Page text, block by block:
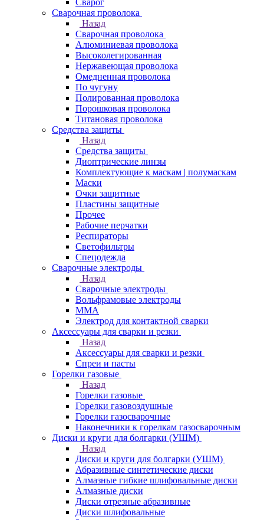
Сварог
Сварочная проволока
Назад
Сварочная проволока
Алюминиевая проволока
Высоколегированная
Нержавеющая проволока
Омедненная проволока
По чугуну
Полированная проволока
Порошковая проволока
Титановая проволока
Средства защиты
Назад
Средства защиты
Диоптрические линзы
Комплектующие к маскам | полумаскам
Маски
Очки защитные
Пластины защитные
Прочее
Рабочие перчатки
Респираторы
Светофильтры
Спецодежда
Сварочные электроды
Назад
Сварочные электроды
Вольфрамовые электроды
ММА
Электрод для контактной сварки
Аксессуары для сварки и резки
Назад
Аксессуары для сварки и резки
Спреи и пасты
Горелки газовые
Назад
Горелки газовые
Горелки газовоздушные
Горелки газосварочные
Наконечники к горелкам газосварочным
Диски и круги для болгарки (УШМ)
Назад
Диски и круги для болгарки (УШМ)
Абразивные синтетические диски
Алмазные гибкие шлифовальные диски
Алмазные диски
Диски отрезные абразивные
Диски шлифовальные